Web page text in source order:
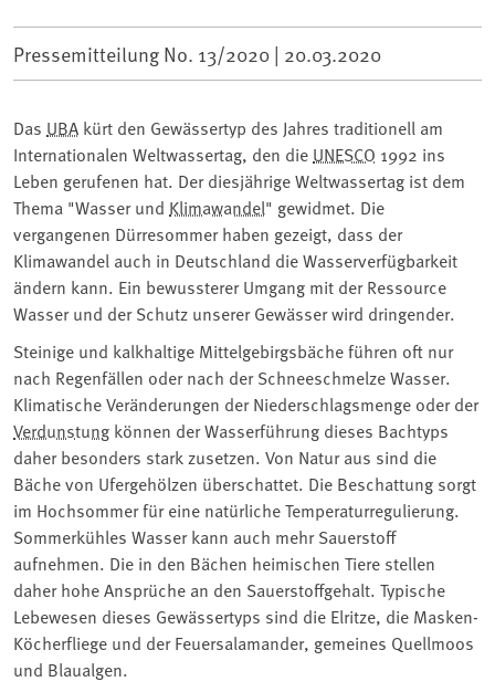
Pressemitteilung No. 13/2020 | 20.03.2020
Das UBA kürt den Gewässertyp des Jahres traditionell am
Internationalen Weltwassertag, den die UNESCO 1992 ins
Leben gerufenen hat. Der diesjährige Weltwassertag ist dem
Thema "Wasser und Klimawandel" gewidmet. Die
vergangenen Dürresommer haben gezeigt, dass der
Klimawandel auch in Deutschland die Wasserverfügbarkeit
ändern kann. Ein bewussterer Umgang mit der Ressource
Wasser und der Schutz unserer Gewässer wird dringender.
Steinige und kalkhaltige Mittelgebirgsbäche führen oft nur
nach Regenfällen oder nach der Schneeschmelze Wasser.
Klimatische Veränderungen der Niederschlagsmenge oder der
Verdunstung können der Wasserführung dieses Bachtyps
daher besonders stark zusetzen. Von Natur aus sind die
Bäche von Ufergehölzen überschattet. Die Beschattung sorgt
im Hochsommer für eine natürliche Temperaturregulierung.
Sommerkühles Wasser kann auch mehr Sauerstoff
aufnehmen. Die in den Bächen heimischen Tiere stellen
daher hohe Ansprüche an den Sauerstoffgehalt. Typische
Lebewesen dieses Gewässertyps sind die Elritze, die Masken-
Köcherfliege und der Feuersalamander, gemeines Quellmoos
und Blaualgen.